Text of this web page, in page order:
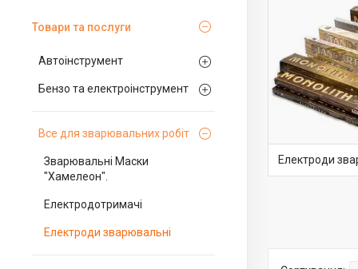
Товари та послуги
Автоінструмент
Бензо та електроінструмент
Все для зварювальних робіт
Зварювальні Маски
"Хамелеон".
Електродотримачі
Електроди зварювальні
Електроди